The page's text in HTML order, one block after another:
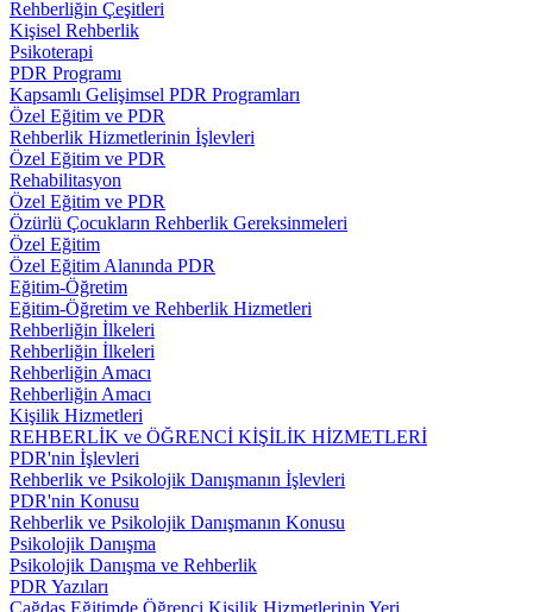
Rehberliğin Çeşitleri
Kişisel Rehberlik
Psikoterapi
PDR Programı
Kapsamlı Gelişimsel PDR Programları
Özel Eğitim ve PDR
Rehberlik Hizmetlerinin İşlevleri
Özel Eğitim ve PDR
Rehabilitasyon
Özel Eğitim ve PDR
Özürlü Çocukların Rehberlik Gereksinmeleri
Özel Eğitim
Özel Eğitim Alanında PDR
Eğitim-Öğretim
Eğitim-Öğretim ve Rehberlik Hizmetleri
Rehberliğin İlkeleri
Rehberliğin İlkeleri
Rehberliğin Amacı
Rehberliğin Amacı
Kişilik Hizmetleri
REHBERLİK ve ÖĞRENCİ KİŞİLİK HİZMETLERİ
PDR'nin İşlevleri
Rehberlik ve Psikolojik Danışmanın İşlevleri
PDR'nin Konusu
Rehberlik ve Psikolojik Danışmanın Konusu
Psikolojik Danışma
Psikolojik Danışma ve Rehberlik
PDR Yazıları
Çağdaş Eğitimde Öğrenci Kişilik Hizmetlerinin Yeri